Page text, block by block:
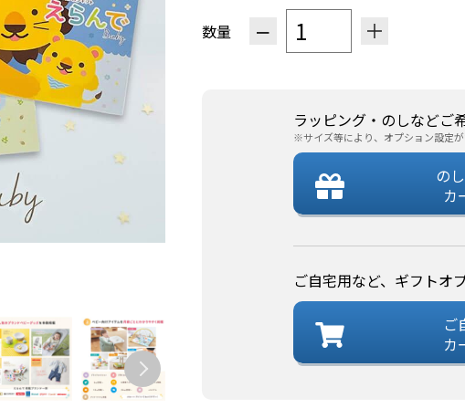
数量 − ＋
ラッピング・のしなどご
※サイズ等により、オプション設定が
の
カ
ご自宅用など、ギフトオ
ご
カ